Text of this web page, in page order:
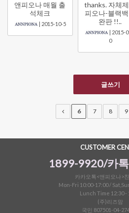
한정세일
셔츠&블라우
한정세일
앤피오나 매월 출
석체크
| 2015-10-5
thanks. 자체
피오나-블랙백
완판 !!..
| 2015-
0
글쓰기
6 7 8 9
CUSTOMER
1899-9920/카
카카오톡<앤피오나>
Mon-Fri 10:00-17:00 /
Lunch Time 12:30 -
(주)리즈맘
국민 807501-04-